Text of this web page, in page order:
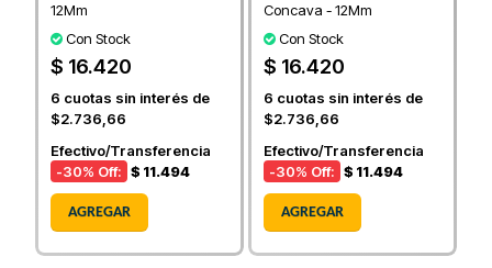
12Mm
Con Stock
$ 16.420
6 cuotas sin interés de
$2.736,66
Efectivo/Transferencia
-30% Off: $ 11.494
AGREGAR
Concava - 12Mm
Con Stock
$ 16.420
6 cuotas sin interés de
$2.736,66
Efectivo/Transferencia
-30% Off: $ 11.494
AGREGAR